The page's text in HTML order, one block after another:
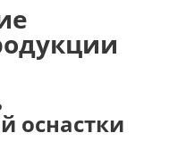
оснастки